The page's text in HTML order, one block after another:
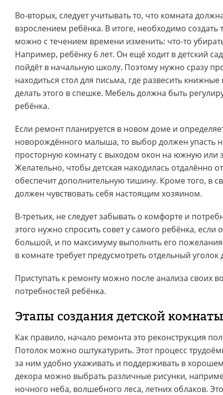
Во-вторых, следует учитывать то, что комната
взрослением ребёнка. В итоге, необходимо создать
можно с течением времени изменить: что-то
Например, ребёнку 6 лет. Он ещё ходит в детский
пойдёт в начальную школу. Поэтому нужно сразу
находиться стол для письма, где развесить
делать этого в спешке. Мебель должна быть
ребёнка.
Если ремонт планируется в новом доме и
новорождённого малыша, то выбор должен упасть
просторную комнату с выходом окон на южную или
Желательно, чтобы детская находилась отдалённо
обеспечит дополнительную тишину. Кроме того, в
должен чувствовать себя настоящим хозяином.
В-третьих, не следует забывать о комфорте и
этого нужно спросить совет у самого ребёнка, если
большой, и по максимуму выполнить его
в комнате требует предусмотреть отдельный уголок
Приступать к ремонту можно после анализа своих
потребностей ребёнка.
Этапы создания детской комнаты
Как правило, начало ремонта это реконструкция
Потолок можно оштукатурить. Этот процесс
за ним удобно ухаживать и поддерживать в
декора можно выбрать различные рисунки,
ночного неба, волшебного леса, летних облаков.